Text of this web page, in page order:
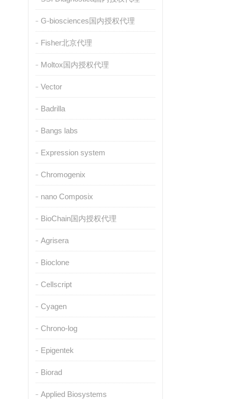
G-biosciences国内授权代理
Fisher北京代理
Moltox国内授权代理
Vector
Badrilla
Bangs labs
Expression system
Chromogenix
nano Composix
BioChain国内授权代理
Agrisera
Bioclone
Cellscript
Cyagen
Chrono-log
Epigentek
Biorad
Applied Biosystems